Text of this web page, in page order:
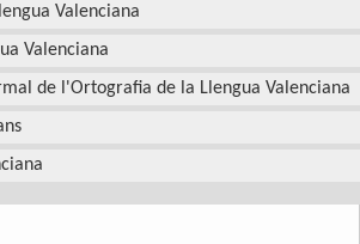
Valenciana
Valenciana
de l'Ortografia de la Llengua Valenciana